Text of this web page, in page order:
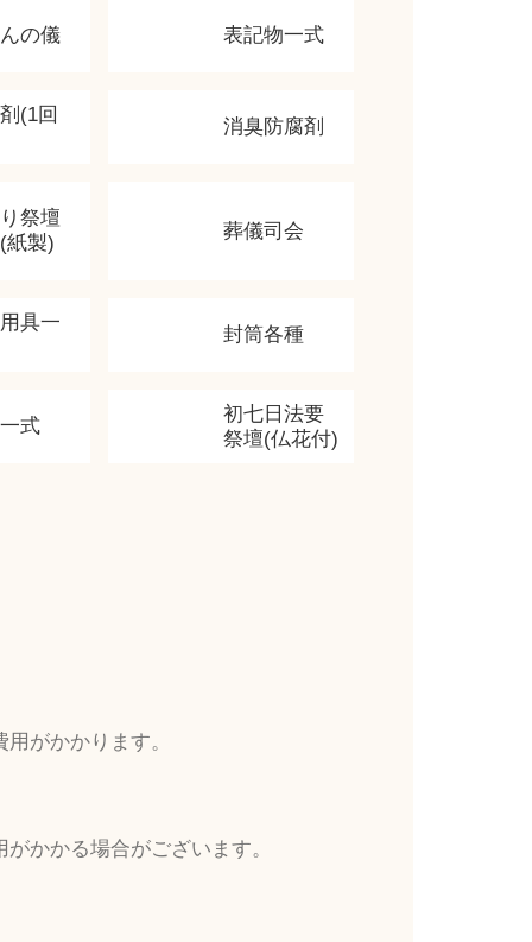
の儀 表記物一式
(1回
消臭防腐剤
祭壇
紙製)
葬儀司会
具一
封筒各種
式
初七日法要
祭壇(仏花付)
がかかります。
かかる場合がございます。